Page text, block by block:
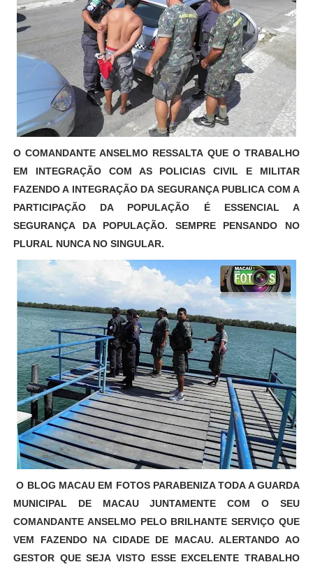
O COMANDANTE ANSELMO RESSALTA QUE O TRABALHO
EM INTEGRAÇÃO COM AS POLICIAS CIVIL E MILITAR
FAZENDO A INTEGRAÇÃO DA SEGURANÇA PUBLICA COM A
PARTICIPAÇÃO DA POPULAÇÃO É ESSENCIAL A
SEGURANÇA DA POPULAÇÃO. SEMPRE PENSANDO NO
PLURAL NUNCA NO SINGULAR.
O BLOG MACAU EM FOTOS PARABENIZA TODA A GUARDA
MUNICIPAL DE MACAU JUNTAMENTE COM O SEU
COMANDANTE ANSELMO PELO BRILHANTE SERVIÇO QUE
VEM FAZENDO NA CIDADE DE MACAU. ALERTANDO AO
GESTOR QUE SEJA VISTO ESSE EXCELENTE TRABALHO